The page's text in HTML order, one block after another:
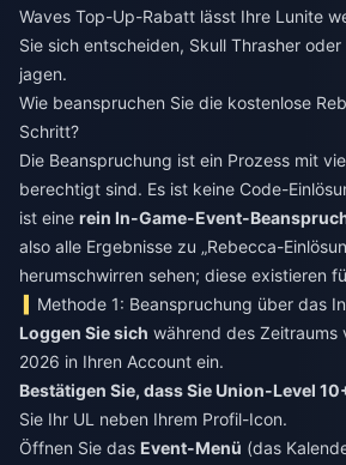
Waves Top-Up-Rabatt lässt Ihre Lunite
Sie sich entscheiden, Skull Thrasher oder
jagen.
Wie beanspruchen Sie die kostenlose
Schritt?
Die Beanspruchung ist ein Prozess mit
berechtigt sind. Es ist keine Code-
ist eine rein In-Game-Event-
also alle Ergebnisse zu „Rebecca-
herumschwirren sehen; diese existieren
Methode 1: Beanspruchung über das
Loggen Sie sich während des Zeitraums
2026 in Ihren Account ein.
Bestätigen Sie, dass Sie Union-Level
Sie Ihr UL neben Ihrem Profil-Icon.
Öffnen Sie das Event-Menü (das